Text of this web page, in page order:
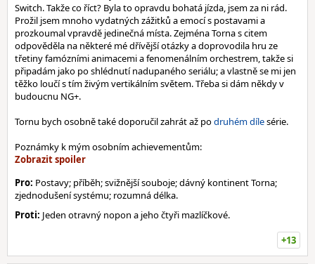
Switch. Takže co říct? Byla to opravdu bohatá jízda, jsem za ni rád.
Prožil jsem mnoho vydatných zážitků a emocí s postavami a
prozkoumal vpravdě jedinečná místa. Zejména Torna s citem
odpověděla na některé mé dřívější otázky a doprovodila hru ze
třetiny famózními animacemi a fenomenálním orchestrem, takže si
připadám jako po shlédnutí nadupaného seriálu; a vlastně se mi jen
těžko loučí s tím živým vertikálním světem. Třeba si dám někdy v
budoucnu NG+.
Tornu bych osobně také doporučil zahrát až podruhém dílesérie.
Poznámky k mým osobním achievementům:
Pro: Postavy; příběh; svižnější souboje; dávný kontinent Torna;
zjednodušení systému; rozumná délka.
Proti: Jeden otravný nopon a jeho čtyři mazlíčkové.
+13